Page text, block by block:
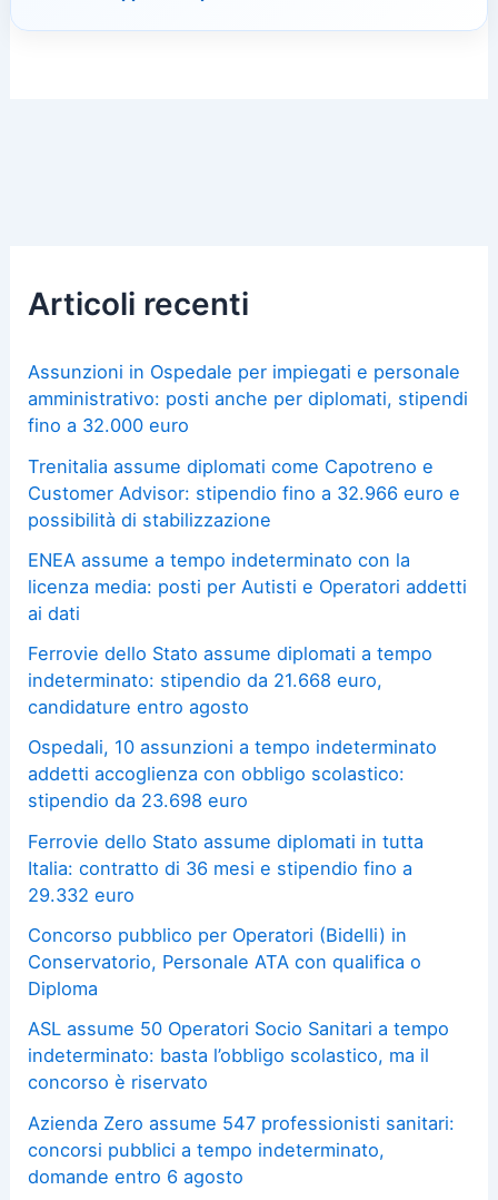
Articoli recenti
Assunzioni in Ospedale per impiegati e personale
amministrativo: posti anche per diplomati, stipendi
fino a 32.000 euro
Trenitalia assume diplomati come Capotreno e
Customer Advisor: stipendio fino a 32.966 euro e
possibilità di stabilizzazione
ENEA assume a tempo indeterminato con la
licenza media: posti per Autisti e Operatori addetti
ai dati
Ferrovie dello Stato assume diplomati a tempo
indeterminato: stipendio da 21.668 euro,
candidature entro agosto
Ospedali, 10 assunzioni a tempo indeterminato
addetti accoglienza con obbligo scolastico:
stipendio da 23.698 euro
Ferrovie dello Stato assume diplomati in tutta
Italia: contratto di 36 mesi e stipendio fino a
29.332 euro
Concorso pubblico per Operatori (Bidelli) in
Conservatorio, Personale ATA con qualifica o
Diploma
ASL assume 50 Operatori Socio Sanitari a tempo
indeterminato: basta l’obbligo scolastico, ma il
concorso è riservato
Azienda Zero assume 547 professionisti sanitari:
concorsi pubblici a tempo indeterminato,
domande entro 6 agosto